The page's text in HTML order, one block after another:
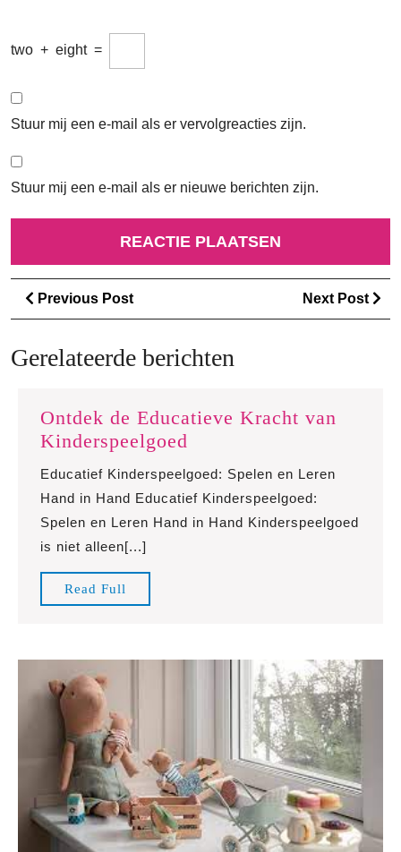
two + eight =
Stuur mij een e-mail als er vervolgreacties zijn.
Stuur mij een e-mail als er nieuwe berichten zijn.
Berichtnavigatie
Previous PostPrevious
Post
Next Post
Gerelateerde berichten
Ontdek de Educatieve Kracht van
Kinderspeelgoed
Educatieve
Kracht
van
Educatief Kinderspeelgoed: Spelen en Leren
Hand in Hand Educatief Kinderspeelgoed:
Spelen en Leren Hand in Hand Kinderspeelgoed
is niet alleen[...]
Read Full
Full